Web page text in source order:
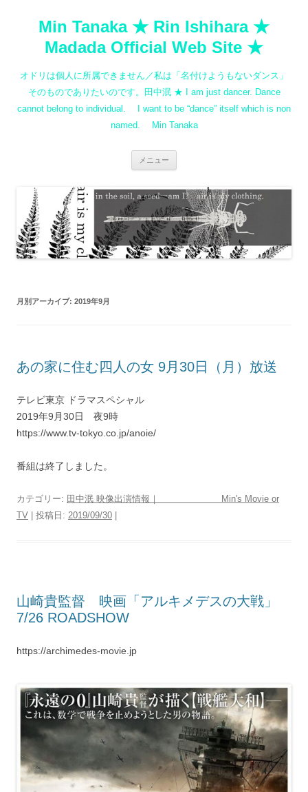
キ
ッ
Min Tanaka ★ Rin Ishihara ★
Madada Official Web Site ★
オドリは個人に所属できません／私は「名付けようもないダンス」
そのものでありたいのです。田中泯 ★ I am just dancer. Dance
cannot belong to individual. I want to be “dance” itself which is non
named. Min Tanaka
メニュー
月別アーカイブ: 2019年9月
あの家に住む四人の女 9月30日（月）放送
テレビ東京 ドラマスペシャル
2019年9月30日 夜9時
https://www.tv-tokyo.co.jp/anoie/
番組は終了しました。
カテゴリー: 田中泯 映像出演情報｜ Min's Movie or
TV | 投稿日: 2019/09/30
山崎貴監督 映画「アルキメデスの大戦」
7/26 ROADSHOW
https://archimedes-movie.jp